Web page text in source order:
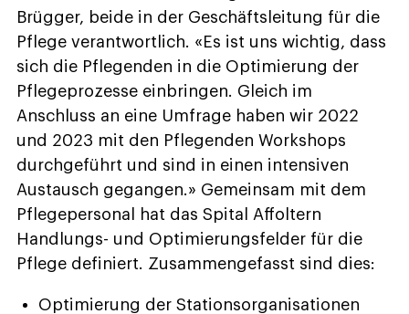
Brügger, beide in der Geschäftsleitung für die
Pflege verantwortlich. «Es ist uns wichtig, dass
sich die Pflegenden in die Optimierung der
Pflegeprozesse einbringen. Gleich im
Anschluss an eine Umfrage haben wir 2022
und 2023 mit den Pflegenden Workshops
durchgeführt und sind in einen intensiven
Austausch gegangen.» Gemeinsam mit dem
Pflegepersonal hat das Spital Affoltern
Handlungs- und Optimierungsfelder für die
Pflege definiert. Zusammengefasst sind dies:
Optimierung der Stationsorganisationen